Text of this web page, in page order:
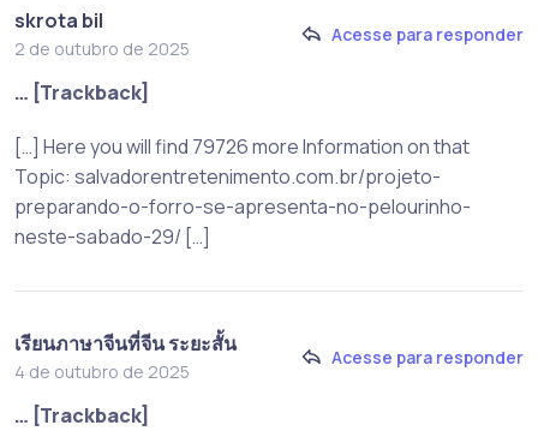
skrota bil
2 de outubro de 2025
Acesse para responder
… [Trackback]
[…] Here you will find 79726 more Information on that
Topic: salvadorentretenimento.com.br/projeto-
preparando-o-forro-se-apresenta-no-pelourinho-
neste-sabado-29/ […]
เรียนภาษาจีนที่จีน ระยะสั้น
4 de outubro de 2025
Acesse para responder
… [Trackback]